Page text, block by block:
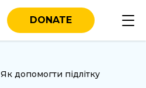
DONATE
Як допомогти підлітку